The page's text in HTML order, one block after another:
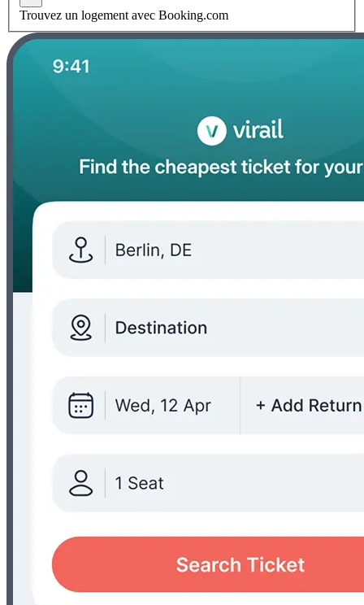
Trouvez un logement avec Booking.com